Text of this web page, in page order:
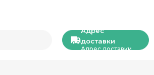
Адрес
доставки
Адрес доставки